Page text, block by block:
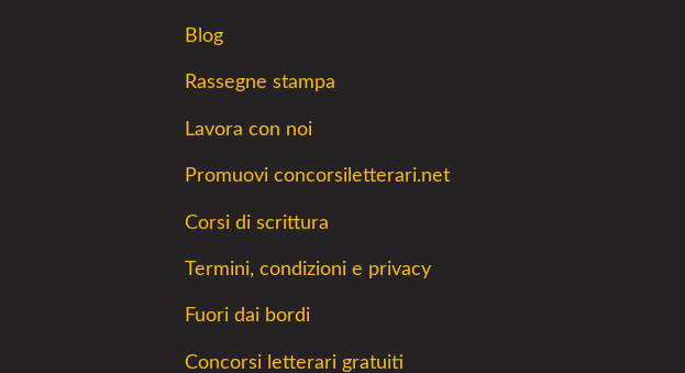
Blog
Rassegne stampa
Lavora con noi
Promuovi concorsiletterari.net
Corsi di scrittura
Termini, condizioni e privacy
Fuori dai bordi
Concorsi letterari gratuiti